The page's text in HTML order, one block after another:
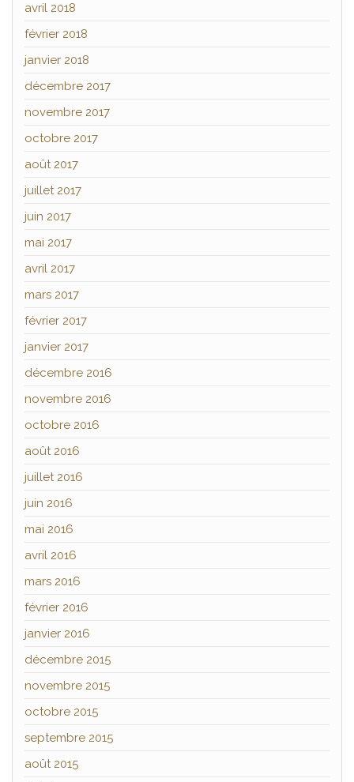
avril 2018
février 2018
janvier 2018
décembre 2017
novembre 2017
octobre 2017
août 2017
juillet 2017
juin 2017
mai 2017
avril 2017
mars 2017
février 2017
janvier 2017
décembre 2016
novembre 2016
octobre 2016
août 2016
juillet 2016
juin 2016
mai 2016
avril 2016
mars 2016
février 2016
janvier 2016
décembre 2015
novembre 2015
octobre 2015
septembre 2015
août 2015